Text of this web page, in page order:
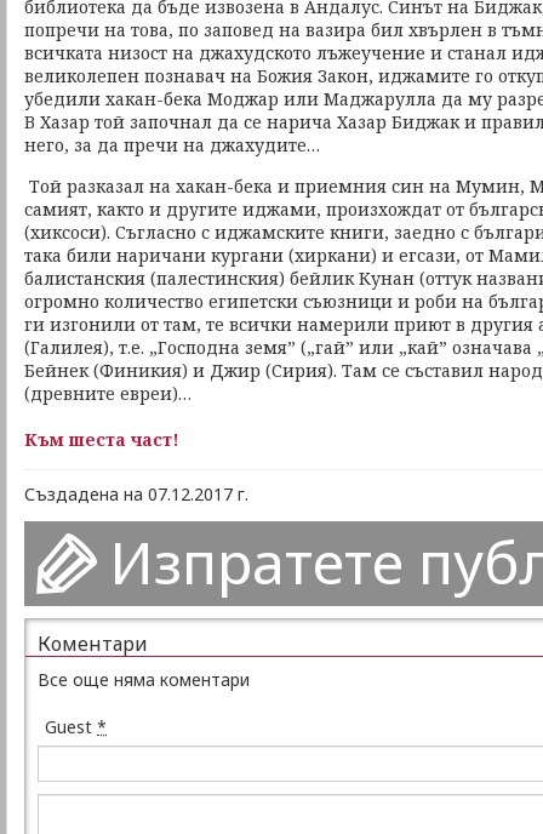
библиотека да бъде извозена в Андалус. Синът на
попречи на това, по заповед на вазира бил хвърлен в
всичката низост на джахудското лъжеучение и станал
великолепен познавач на Божия Закон, иджамите го
убедили хакан-бека Моджар или Маджарулла да му
В Хазар той започнал да се нарича Хазар Биджак и
него, за да пречи на джахудите…
Той разказал на хакан-бека и приемния син на Мумин,
самият, както и другите иджами, произхождат от
(хиксоси). Съгласно с иджамските книги, заедно с
така били наричани кургани (хиркани) и егсази, от
балистанския (палестинския) бейлик Кунан (оттук
огромно количество египетски съюзници и роби на
ги изгонили от там, те всички намерили приют в другия
(Галилея), т.е. „Господна земя” („гай” или „кай” означава
Бейнек (Финикия) и Джир (Сирия). Там се съставил
(древните евреи)…
Към шеста част!
Създадена на 07.12.2017 г.
Изпратете
Коментари
Все още няма коментари
Guest *